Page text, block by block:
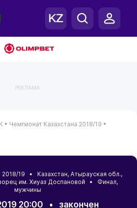
РЕКЛАМА
• Чемпионат Казахстана 2018/19 •
2018/19 • Казахстан, Атырауская обл.,
им. Хиуаз Доспановой • Финал,
мужчины
20:00 • закончен